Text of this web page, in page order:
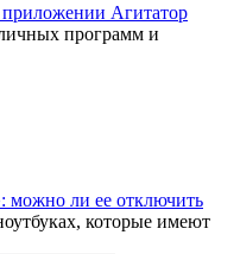
приложении Агитатор
программ и
можно ли ее отключить
которые имеют